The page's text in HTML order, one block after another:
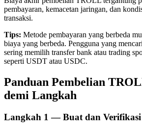
Investasi Otomatis
pembayaran, kemacetan jaringan, dan
transaksi.
Tips: Metode pembayaran yang berbeda
biaya yang berbeda. Pengguna yang
sering memilih transfer bank atau trading
seperti USDT atau USDC.
Panduan Pembelian
demi Langkah
Langkah 1 —Buat dan